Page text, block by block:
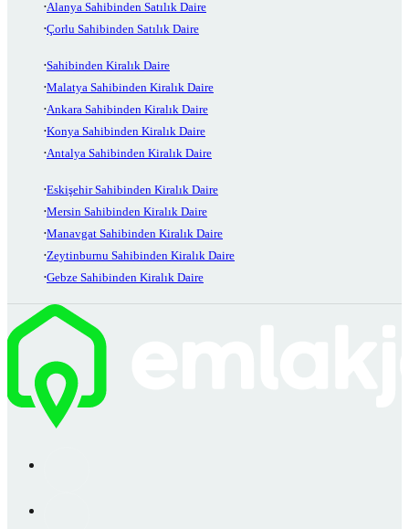
Alanya Sahibinden Satılık Daire
Çorlu Sahibinden Satılık Daire
Sahibinden Kiralık Daire
Malatya Sahibinden Kiralık Daire
Ankara Sahibinden Kiralık Daire
Konya Sahibinden Kiralık Daire
Antalya Sahibinden Kiralık Daire
Eskişehir Sahibinden Kiralık Daire
Mersin Sahibinden Kiralık Daire
Manavgat Sahibinden Kiralık Daire
Zeytinburnu Sahibinden Kiralık Daire
Gebze Sahibinden Kiralık Daire